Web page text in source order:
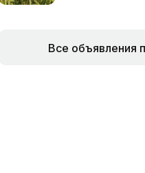
Все объявления